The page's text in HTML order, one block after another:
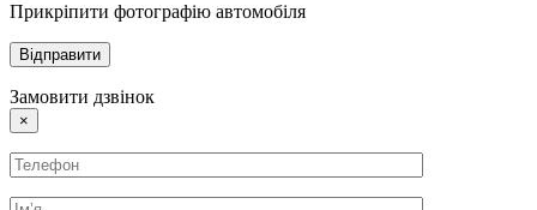
Прикріпити фотографію автомобіля
Замовити дзвінок
×